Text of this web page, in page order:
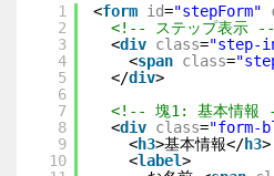
1
2
3
4
5
6
7
8
9
10
<form id="stepForm"
<!-- ステップ表示
<div class="step-
<span class=
</div>
<!-- 塊1: 基本情報
<div class="form-
<h3>基本情報</h3>
<label>